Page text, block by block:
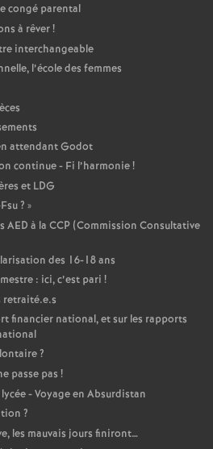
congé parental
à rêver!
interchangeable
l’école des femmes
attendant Godot
continue - Fi l’harmonie!
et LDG
? »
AED à la CCP (Commission Consultative
des 16-18 ans
: ici, c’est pari !
retraité.e.s
financier national, et sur les rapports
?
passe pas !
- Voyage en Absurdistan
?
les mauvais jours finiront…